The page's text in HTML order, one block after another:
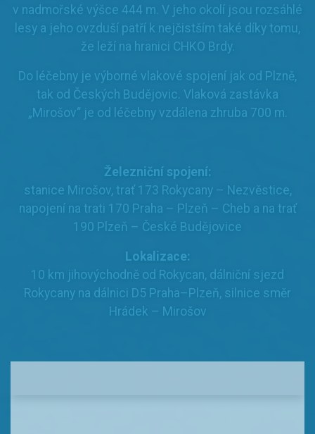
v nadmořské výšce 444 m. V jeho okolí jsou rozsáhlé
lesy a jeho ovzduší patří k nejčistším také díky tomu,
že leží na hranici CHKO Brdy.
Do léčebny je výborné vlakové spojení jak od Plzně,
tak od Českých Budějovic. Vlaková zastávka
„Mirošov“ je od léčebny vzdálena zhruba 700 m.
Železniční spojení:
stanice Mirošov, trať 173 Rokycany – Nezvěstice,
napojení na trati 170 Praha – Plzeň – Cheb a na trať
190 Plzeň – České Budějovice
Lokalizace:
10 km jihovýchodně od Rokycan, dálniční sjezd
Rokycany na dálnici D5 Praha–Plzeň, silnice směr
Hrádek – Mirošov